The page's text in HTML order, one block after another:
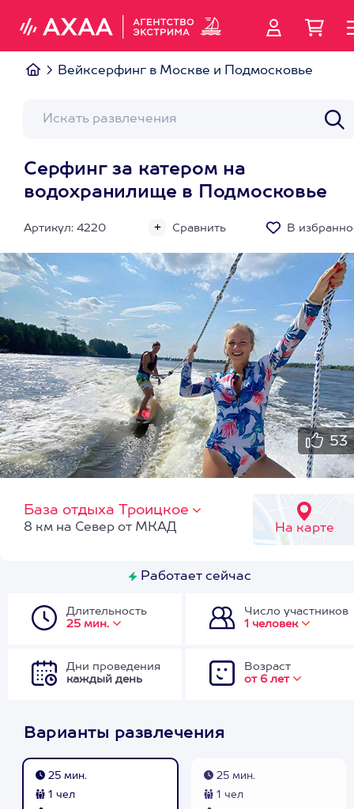
Вейксерфинг в Москве и Подмосковье
Серфинг за катером на
водохранилище в Подмосковье
Артикул: 4220 Сравнить В
53
База отдыха Троицкое
На карте
8 км на Север от МКАД
Работает сейчас
Длительность
25 мин.
Число участников
1 человек
Дни проведения
каждый день
Возраст
от 6 лет
Варианты развлечения
25 мин.
1 чел
25 мин.
1 чел